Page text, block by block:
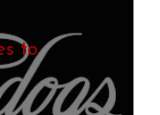
to